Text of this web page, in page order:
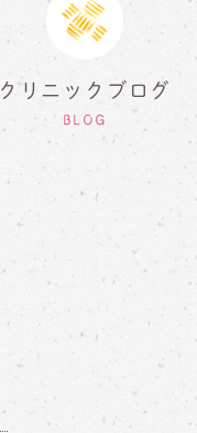
クリニックブログ
BLOG